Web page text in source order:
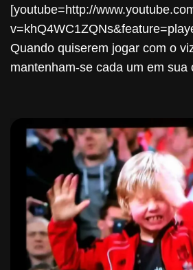
[youtube=http://
Quando quiserem jogar com o
mantenham-se cada um em sua